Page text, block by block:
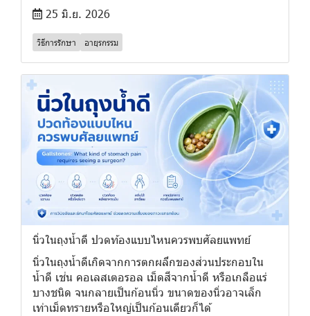
25 มิ.ย. 2026
วิธีการรักษา อายุรกรรม
นิ่วในถุงน้ำดี ปวดท้องแบบไหนควรพบศัลยแพทย์
นิ่วในถุงน้ำดีเกิดจากการตกผลึกของส่วนประกอบใน
น้ำดี เช่น คอเลสเตอรอล เม็ดสีจากน้ำดี หรือเกลือแร่
บางชนิด จนกลายเป็นก้อนนิ่ว ขนาดของนิ่วอาจเล็ก
เท่าเม็ดทรายหรือใหญ่เป็นก้อนเดียวก็ได้